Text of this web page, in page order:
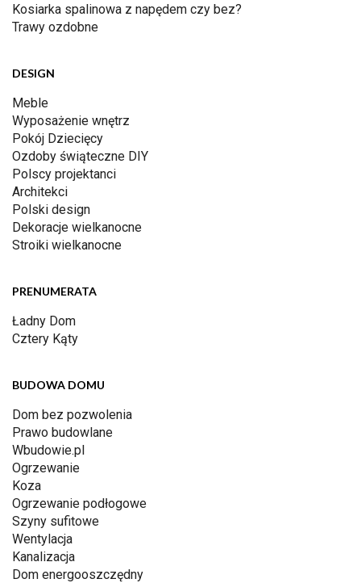
Kosiarka spalinowa z napędem czy bez?
Trawy ozdobne
DESIGN
Meble
Wyposażenie wnętrz
Pokój Dziecięcy
Ozdoby świąteczne DIY
Polscy projektanci
Architekci
Polski design
Dekoracje wielkanocne
Stroiki wielkanocne
PRENUMERATA
Ładny Dom
Cztery Kąty
BUDOWA DOMU
Dom bez pozwolenia
Prawo budowlane
Wbudowie.pl
Ogrzewanie
Koza
Ogrzewanie podłogowe
Szyny sufitowe
Wentylacja
Kanalizacja
Dom energooszczędny